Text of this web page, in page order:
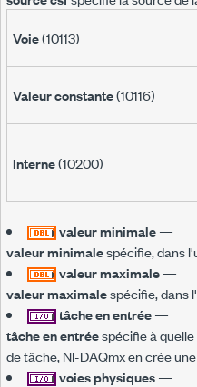
Voie(10113)
Valeur constante(10116)
Interne(10200)
valeur minimale—
valeur minimalespécifie, dans
valeur maximale—
valeur maximalespécifie, dans
tâche en entrée—
tâche en entréespécifie à
de tâche, NI-DAQmx en crée
voies physiques—